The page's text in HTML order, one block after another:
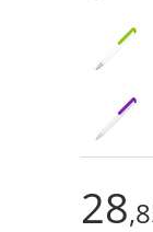
28